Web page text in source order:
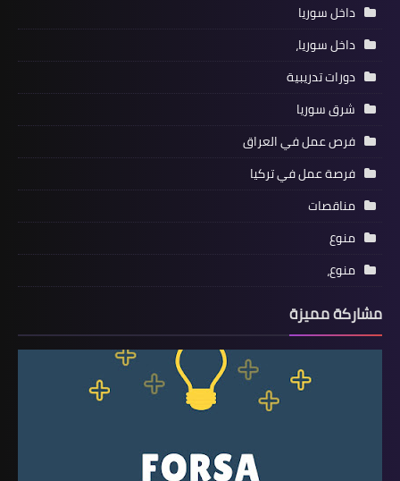
داخل سوريا
داخل سوريا،
دورات تدريبية
شرق سوريا
فرص عمل في العراق
فرصة عمل في تركيا
مناقصات
منوع
منوع،
مشاركة مميزة